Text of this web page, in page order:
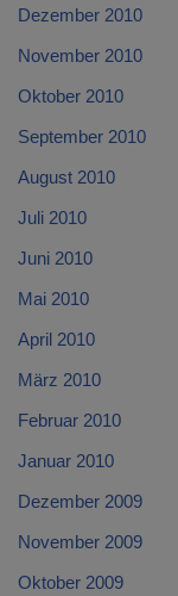
Dezember 2010
November 2010
Oktober 2010
September 2010
August 2010
Juli 2010
Juni 2010
Mai 2010
April 2010
März 2010
Februar 2010
Januar 2010
Dezember 2009
November 2009
Oktober 2009